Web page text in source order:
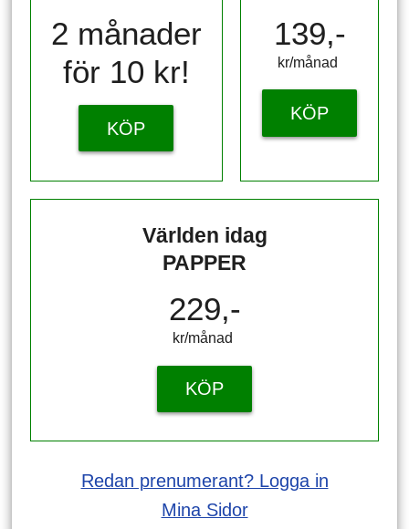
2 månader
för 10 kr!
KÖP
139,-
kr/månad ​​​​​​
KÖP
Världen idag
PAPPER
229,-
kr/månad ​​​​​​
KÖP
Redan prenumerant? Logga in
Mina Sidor